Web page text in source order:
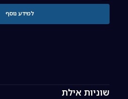
שוניות אילת
למידע נוסף